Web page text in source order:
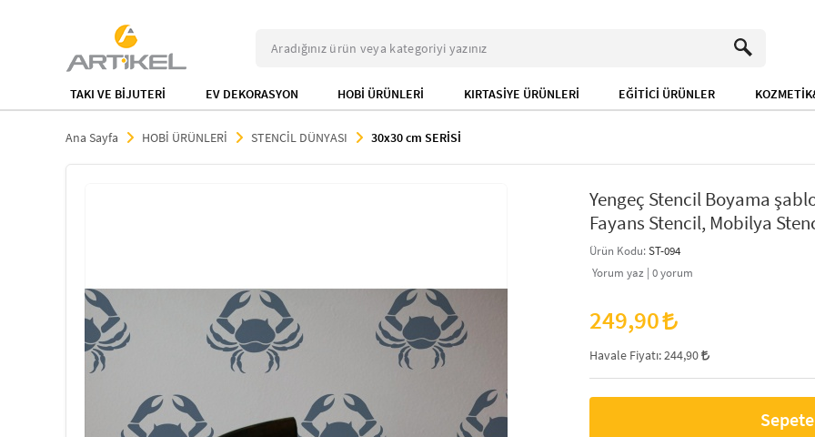
TAKI VE BİJUTERİ EV DEKORASYON HOBİ ÜRÜNLERİ KIRTASİYE ÜRÜNLERİ EĞİTİCİ ÜRÜNLER
Ana Sayfa HOBİ ÜRÜNLERİ STENCİL DÜNYASI 30x30 cm SERİSİ
Yengeç Stencil Boyama
Fayans Stencil, Mobilya
Ürün Kodu:ST-094
Yorum yaz | 0yorum
249,90
Havale Fiyatı:244,90